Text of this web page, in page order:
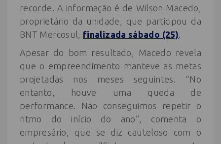
recorde. A informação é de Wilson Macedo,
proprietário da unidade, que participou da
BNT Mercosul, finalizada sábado (25).
Apesar do bom resultado, Macedo revela
que o empreendimento manteve as metas
projetadas nos meses seguintes. “No
entanto, houve uma queda de
performance. Não conseguimos repetir o
ritmo do início do ano”, comenta o
empresário, que se diz cauteloso com o